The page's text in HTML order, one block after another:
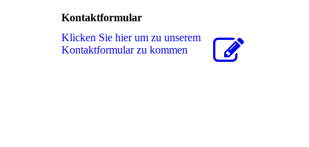
Kontaktformular
Klicken Sie hier um zu unserem
Kon­takt­for­mu­lar zu kommen